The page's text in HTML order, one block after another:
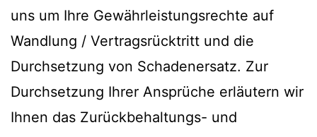
uns um Ihre Gewährleistungsrechte auf
Wandlung / Vertragsrücktritt und die
Durchsetzung von Schadenersatz. Zur
Durchsetzung Ihrer Ansprüche erläutern wir
Ihnen das Zurückbehaltungs- und